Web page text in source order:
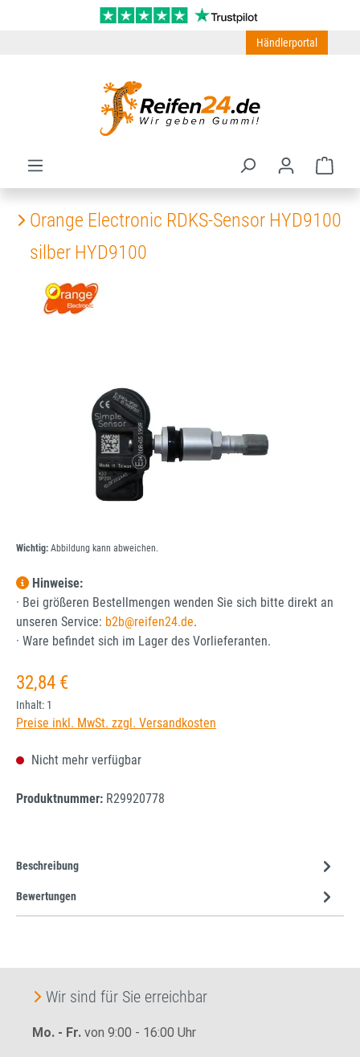
Zum Hauptinhalt springen
Händlerportal
Orange Electronic RDKS-Sensor HYD9100
silber HYD9100
Wichtig: Abbildung kann abweichen.
Hinweise:
· Bei größeren Bestellmengen wenden Sie sich bitte direkt an
unseren Service: b2b@reifen24.de.
· Ware befindet sich im Lager des Vorlieferanten.
Regulärer Preis:
32,84 €
Inhalt: 1
Preise inkl. MwSt. zzgl. Versandkosten
Nicht mehr verfügbar
Produktnummer: R29920778
Beschreibung
Bewertungen
Wir sind für Sie erreichbar
Mo. - Fr. von 9:00 - 16:00 Uhr